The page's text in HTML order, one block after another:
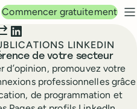
Commencer gratuitement
LINKEDIN
de votre secteur
d’opinion, promouvez votre
professionnelles grâce
de programmation et